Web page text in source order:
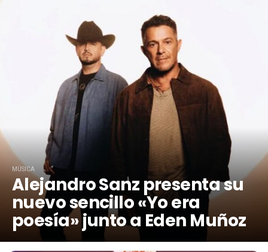
MÚSICA
Alejandro Sanz presenta su
nuevo sencillo «Yo era
poesía» junto a Eden Muñoz